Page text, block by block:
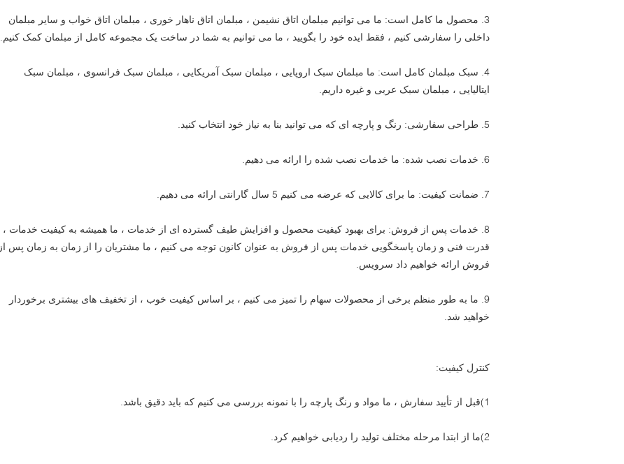
3. محصول ما کامل است: ما می توانیم مبلمان اتاق نشیمن ، مبلمان اتاق ناهار خوری ، مبلمان اتاق خواب و سایر مبلمان
داخلی را سفارشی کنیم ، فقط ایده خود را بگویید ، ما می توانیم به شما در ساخت یک مجموعه کامل از مبلمان کمک کنیم.
4. سبک مبلمان کامل است: ما مبلمان سبک اروپایی ، مبلمان سبک آمریکایی ، مبلمان سبک فرانسوی ، مبلمان سبک
ایتالیایی ، مبلمان سبک عربی و غیره داریم.
5. طراحی سفارشی: رنگ و پارچه ای که می توانید بنا به نیاز خود انتخاب کنید.
6. خدمات نصب شده: ما خدمات نصب شده را ارائه می دهیم.
7. ضمانت کیفیت: ما برای کالایی که عرضه می کنیم 5 سال گارانتی ارائه می دهیم.
8. خدمات پس از فروش: برای بهبود کیفیت محصول و افزایش طیف گسترده ای از خدمات ، ما همیشه به کیفیت خدمات ،
قدرت فنی و زمان پاسخگویی خدمات پس از فروش به عنوان کانون توجه می کنیم ، ما مشتریان را از زمان به زمان پس از
فروش ارائه خواهیم داد سرویس.
9. ما به طور منظم برخی از محصولات سهام را تمیز می کنیم ، بر اساس کیفیت خوب ، از تخفیف های بیشتری برخوردار
خواهید شد.
کنترل کیفیت:
1)قبل از تأیید سفارش ، ما مواد و رنگ پارچه را با نمونه بررسی می کنیم که باید دقیق باشد.
2)ما از ابتدا مرحله مختلف تولید را ردیابی خواهیم کرد.